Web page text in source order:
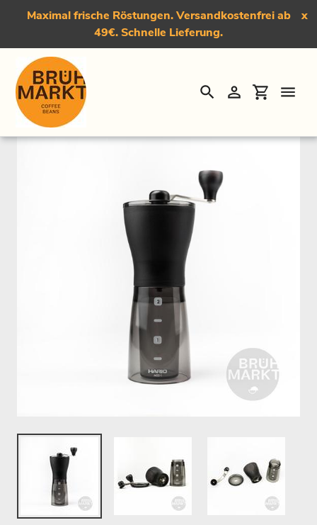
Direkt
Maximal frische Röstungen. Versandkostenfrei ab
49€. Schnelle Lieferung.
x
SuchenEinloggen
Startseite › Hario Mini Mill slim plus